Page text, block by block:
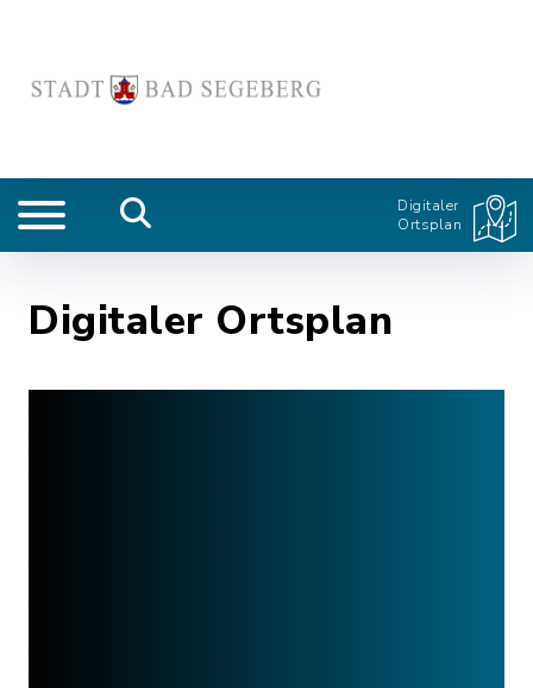
Digitaler
Ortsplan
Digitaler Ortsplan